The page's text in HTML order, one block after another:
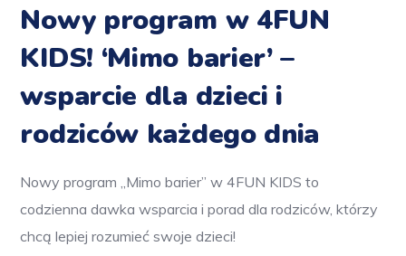
Nowy program w 4FUN
KIDS! ‘Mimo barier’ –
wsparcie dla dzieci i
rodziców każdego dnia
Nowy program „Mimo barier” w 4FUN KIDS to
codzienna dawka wsparcia i porad dla rodziców, którzy
chcą lepiej rozumieć swoje dzieci!